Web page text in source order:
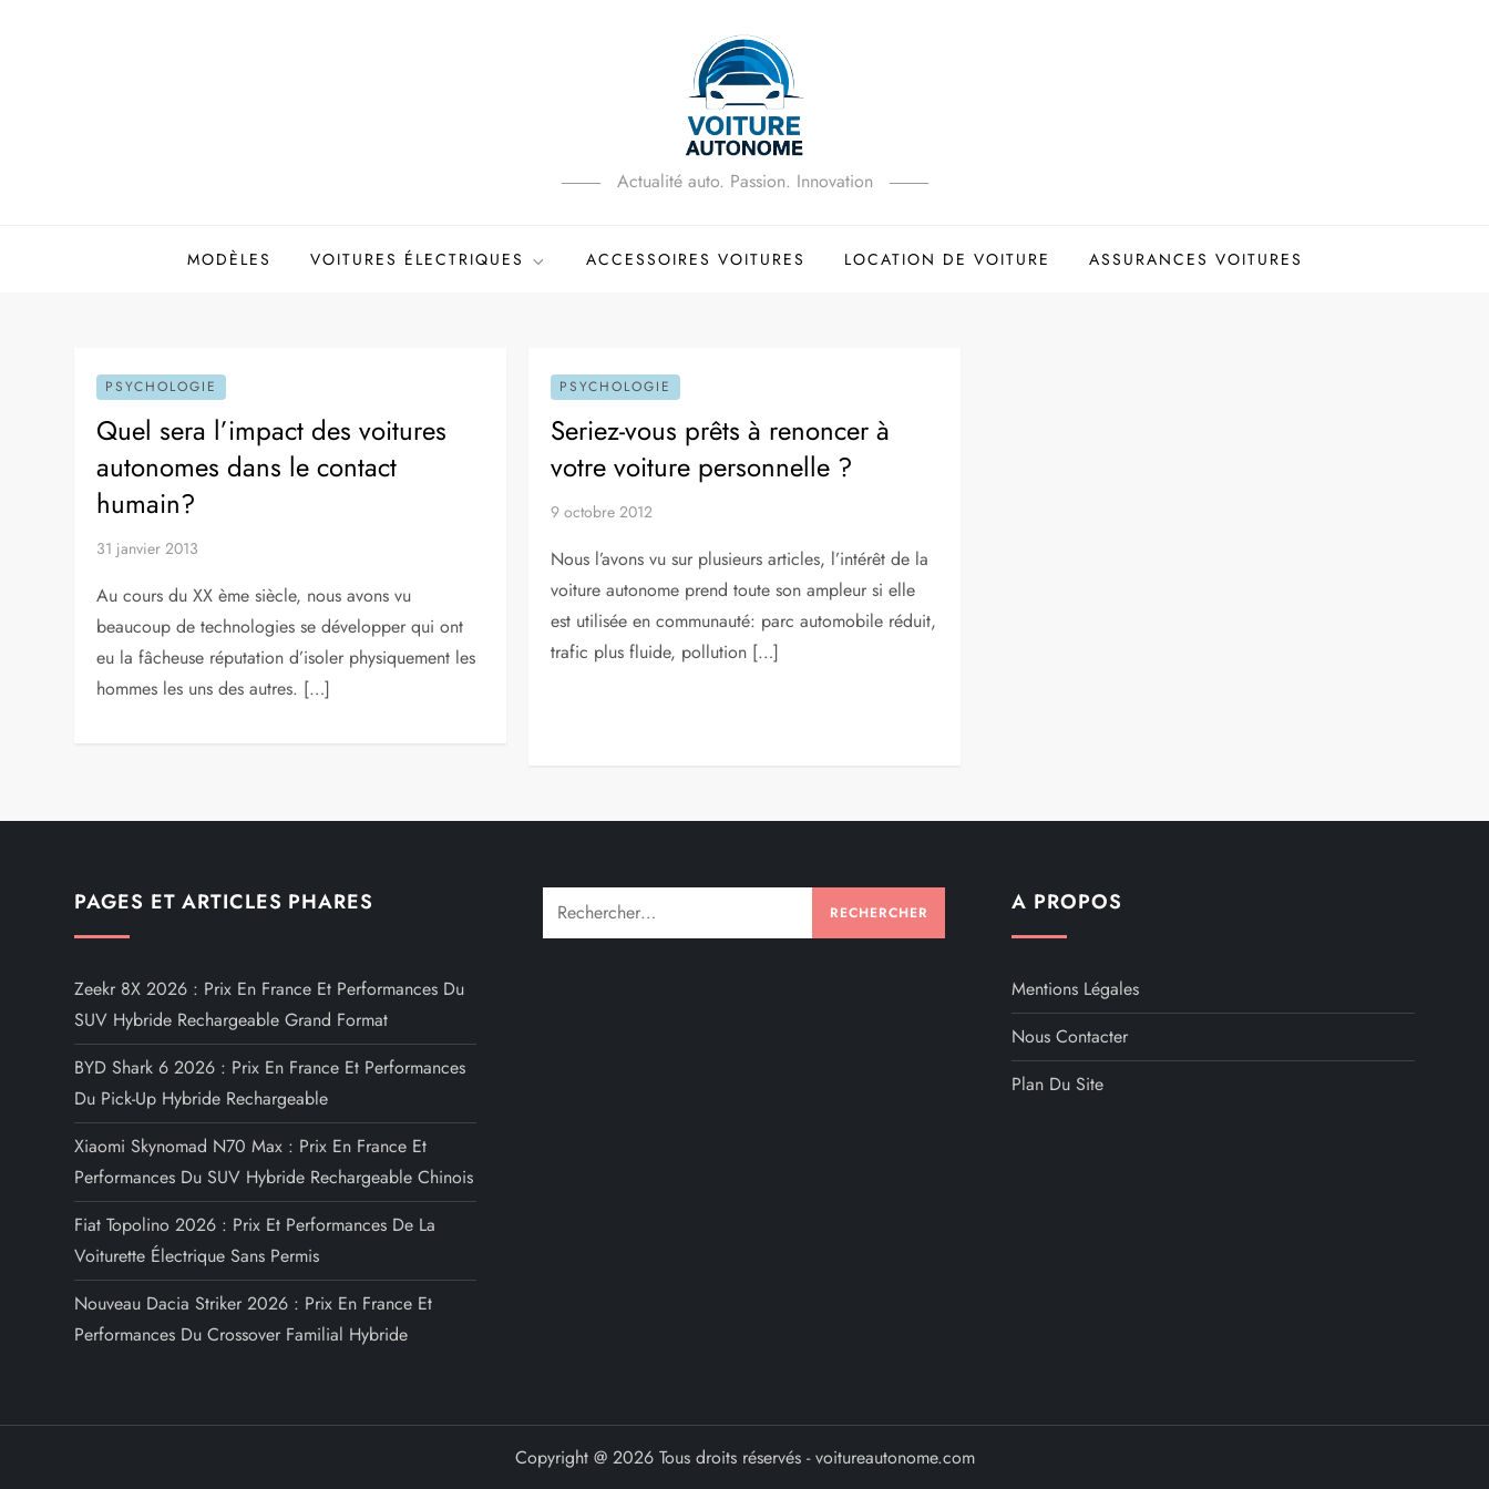
Actualité auto. Passion. Innovation
MODÈLES VOITURES ÉLECTRIQUES ACCESSOIRES VOITURES LOCATION DE VOITURE ASSURANCES VOITURES
PSYCHOLOGIE
Quel sera l’impact des voitures
autonomes dans le contact
humain?
31 janvier 2013
Au cours du XX ème siècle, nous avons vu
beaucoup de technologies se développer qui ont
eu la fâcheuse réputation d’isoler physiquement les
hommes les uns des autres. […]
PSYCHOLOGIE
Seriez-vous prêts à renoncer à
votre voiture personnelle ?
9 octobre 2012
Nous l’avons vu sur plusieurs articles, l’intérêt de la
voiture autonome prend toute son ampleur si elle
est utilisée en communauté: parc automobile réduit,
trafic plus fluide, pollution […]
PAGES ET ARTICLES PHARES
Zeekr 8X 2026 : Prix En France Et Performances Du
SUV Hybride Rechargeable Grand Format
BYD Shark 6 2026 : Prix En France Et Performances
Du Pick-Up Hybride Rechargeable
Xiaomi Skynomad N70 Max : Prix En France Et
Performances Du SUV Hybride Rechargeable Chinois
Fiat Topolino 2026 : Prix Et Performances De La
Voiturette Électrique Sans Permis
Nouveau Dacia Striker 2026 : Prix En France Et
Performances Du Crossover Familial Hybride
Rechercher : A PROPOS
Mentions Légales
Nous Contacter
Plan Du Site
Copyright @ 2026 Tous droits réservés - voitureautonome.com